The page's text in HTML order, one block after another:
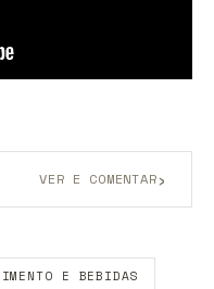
VER E COMENTAR›
E BEBIDAS